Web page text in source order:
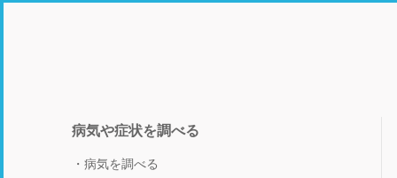
病気や症状を調べる
病気を調べる